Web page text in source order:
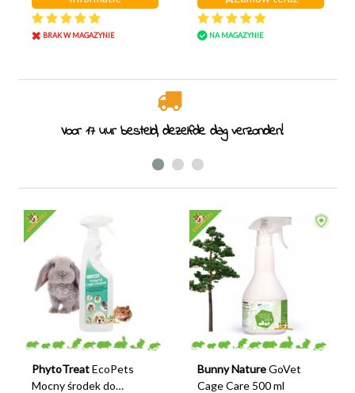
BRAK W MAGAZYNIE NA MAGAZYNIE
Specjaliści od gryzoni od 2011 roku
PhytoTreat EcoPets
Mocny środek do
Bunny Nature GoVet
Cage Care 500 ml